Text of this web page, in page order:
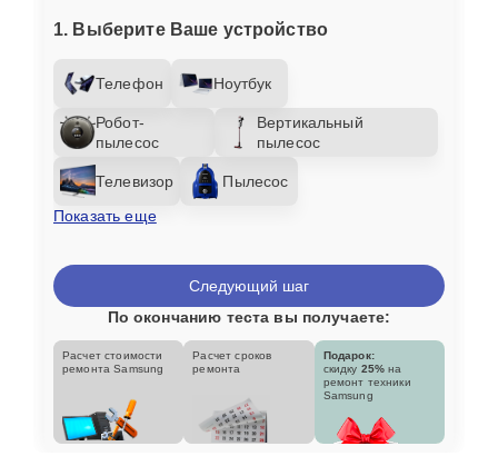
1. Выберите Ваше устройство
Телефон Ноутбук
Робот-
пылесос
Вертикальный
пылесос
Телевизор
Пылесос
Показать еще
Следующий шаг
По окончанию теста вы получаете:
Расчет стоимости
ремонта Samsung
Расчет сроков
ремонта
Подарок:
скидку 25% на
ремонт техники
Samsung